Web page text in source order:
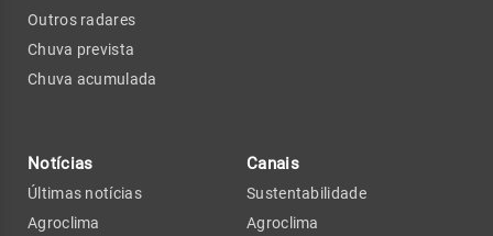
Outros radares
Chuva prevista
Chuva acumulada
Notícias
Últimas notícias
Agroclima
Canais
Sustentabilidade
Agroclima